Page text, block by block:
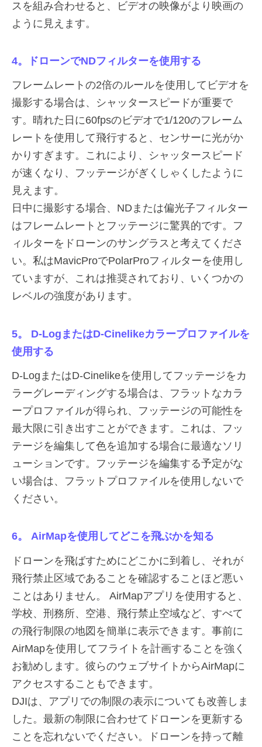
スを組み合わせると、ビデオの映像がより映画の
ように見えます。
4。ドローンでNDフィルターを使用する
フレームレートの2倍のルールを使用してビデオを
撮影する場合は、シャッタースピードが重要で
す。晴れた日に60fpsのビデオで1/120のフレーム
レートを使用して飛行すると、センサーに光がか
かりすぎます。これにより、シャッタースピード
が速くなり、フッテージがぎくしゃくしたように
見えます。
日中に撮影する場合、NDまたは偏光子フィルター
はフレームレートとフッテージに驚異的です。フ
ィルターをドローンのサングラスと考えてくださ
い。私はMavicProでPolarProフィルターを使用し
ていますが、これは推奨されており、いくつかの
レベルの強度があります。
5。 D-LogまたはD-Cinelikeカラープロファイルを
使用する
D-LogまたはD-Cinelikeを使用してフッテージをカ
ラーグレーディングする場合は、フラットなカラ
ープロファイルが得られ、フッテージの可能性を
最大限に引き出すことができます。これは、フッ
テージを編集して色を追加する場合に最適なソリ
ューションです。フッテージを編集する予定がな
い場合は、フラットプロファイルを使用しないで
ください。
6。 AirMapを使用してどこを飛ぶかを知る
ドローンを飛ばすためにどこかに到着し、それが
飛行禁止区域であることを確認することほど悪い
ことはありません。 AirMapアプリを使用すると、
学校、刑務所、空港、飛行禁止空域など、すべて
の飛行制限の地図を簡単に表示できます。事前に
AirMapを使用してフライトを計画することを強く
お勧めします。彼らのウェブサイトからAirMapに
アクセスすることもできます。
DJIは、アプリでの制限の表示についても改善しま
した。最新の制限に合わせてドローンを更新する
ことを忘れないでください。ドローンを持って離